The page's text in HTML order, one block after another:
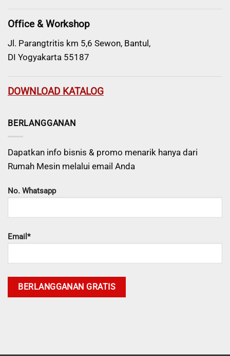
Office & Workshop
Jl. Parangtritis km 5,6 Sewon, Bantul,
DI Yogyakarta 55187
DOWNLOAD KATALOG
BERLANGGANAN
Dapatkan info bisnis & promo menarik hanya dari
Rumah Mesin melalui email Anda
No. Whatsapp
Email*